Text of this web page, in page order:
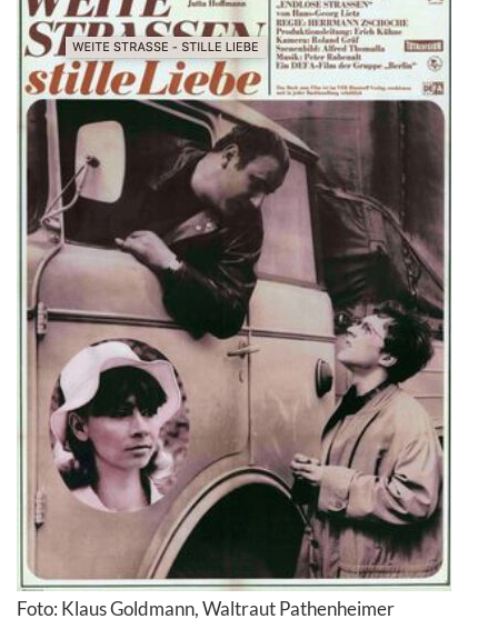
Foto: Klaus Goldmann, Waltraut Pathenheimer